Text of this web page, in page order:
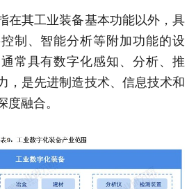
在其工业装备基本功能以外，具
制、智能分析等附加功能的设
常具有数字化感知、分析、推
，是先进制造技术、信息技术和
度融合。